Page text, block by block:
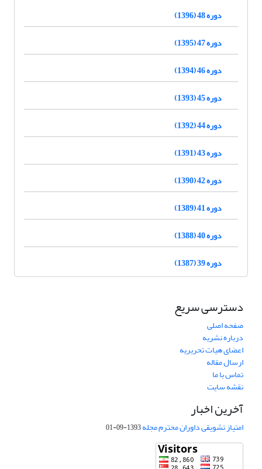
دوره 48 (1396)
دوره 47 (1395)
دوره 46 (1394)
دوره 45 (1393)
دوره 44 (1392)
دوره 43 (1391)
دوره 42 (1390)
دوره 41 (1389)
دوره 40 (1388)
دوره 39 (1387)
دسترسی سریع
صفحه اصلی
درباره نشریه
اعضای هیات تحریریه
ارسال مقاله
تماس با ما
نقشه سایت
آخرین اخبار
امتیاز تشویقی داوران محترم مجله1393-09-01